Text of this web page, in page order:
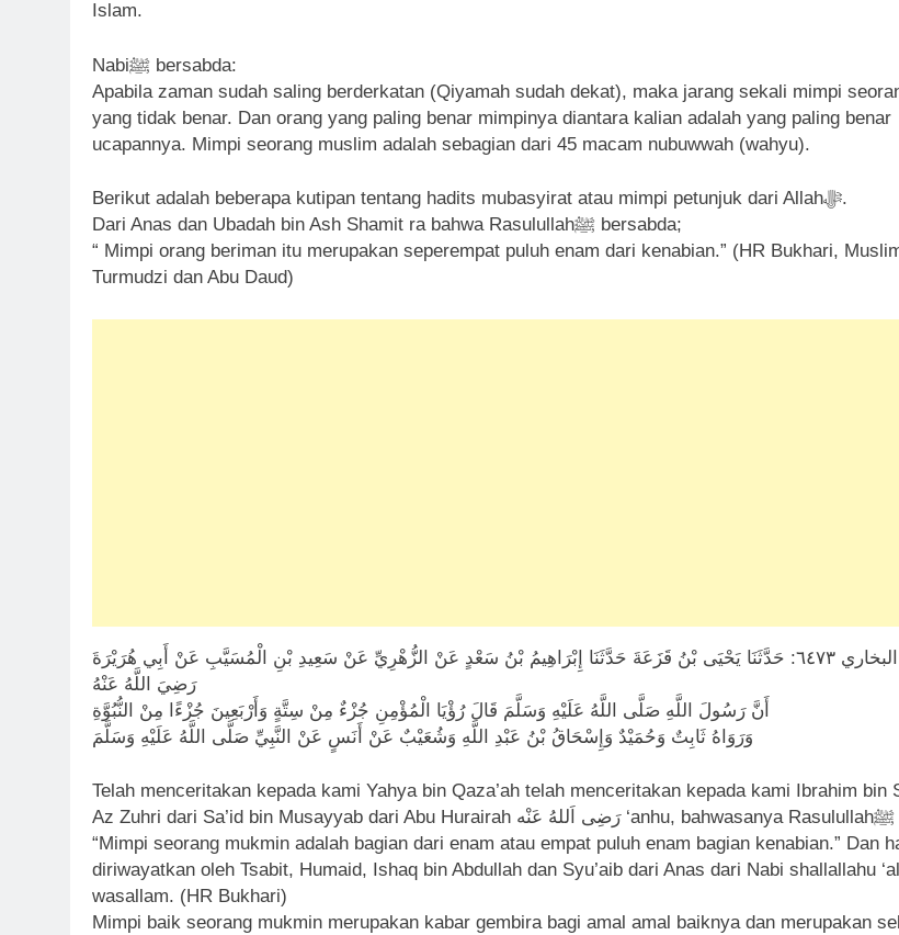
Islam.
Nabiﷺ bersabda:
Apabila zaman sudah saling berderkatan (Qiyamah sudah dekat), maka jarang sekali mimpi
yang tidak benar. Dan orang yang paling benar mimpinya diantara kalian adalah yang paling benar
ucapannya. Mimpi seorang muslim adalah sebagian dari 45 macam nubuwwah (wahyu).
Berikut adalah beberapa kutipan tentang hadits mubasyirat atau mimpi petunjuk dari Allahﷻ.
Dari Anas dan Ubadah bin Ash Shamit ra bahwa Rasulullahﷺ bersabda;
“ Mimpi orang beriman itu merupakan seperempat puluh enam dari kenabian.” (HR Bukhari,
Turmudzi dan Abu Daud)
صحيح البخاري ٦٤٧٣: حَدَّثَنَا يَحْيَى بْنُ قَزَعَةَ حَدَّثَنَا إِبْرَاهِيمُ بْنُ سَعْدٍ عَنْ الزُّهْرِيِّ عَنْ سَعِيدِ بْنِ الْمُسَيَّبِ عَنْ أَبِي هُرَيْرَةَ
رَضِيَ اللَّهُ عَنْهُ
أَنَّ رَسُولَ اللَّهِ صَلَّى اللَّهُ عَلَيْهِ وَسَلَّمَ قَالَ رُؤْيَا الْمُؤْمِنِ جُزْءٌ مِنْ سِتَّةٍ وَأَرْبَعِينَ جُزْءًا مِنْ النُّبُوَّةِ
وَرَوَاهُ ثَابِتٌ وَحُمَيْدٌ وَإِسْحَاقُ بْنُ عَبْدِ اللَّهِ وَشُعَيْبٌ عَنْ أَنَسٍ عَنْ النَّبِيِّ صَلَّى اللَّهُ عَلَيْهِ وَسَلَّمَ
Telah menceritakan kepada kami Yahya bin Qaza’ah telah menceritakan kepada kami Ibrahim bin
Az Zuhri dari Sa’id bin Musayyab dari Abu Hurairah رَضِی اَللهُ عَنْه ‘anhu, bahwasanya Rasulullahﷺ bersabda:
“Mimpi seorang mukmin adalah bagian dari enam atau empat puluh enam bagian kenabian.” Dan
diriwayatkan oleh Tsabit, Humaid, Ishaq bin Abdullah dan Syu’aib dari Anas dari Nabi shallallahu
wasallam. (HR Bukhari)
Mimpi baik seorang mukmin merupakan kabar gembira bagi amal amal baiknya dan merupakan